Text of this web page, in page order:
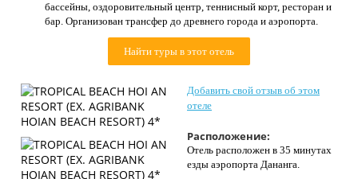
О нас
бассейны, оздоровительный центр, теннисный корт, ресторан и
бар. Организован трансфер до древнего города и аэропорта.
Найти туры в этот отель
Добавить свой отзыв об этом
отеле
Расположение:
Отель расположен в 35 минутах
езды аэропорта Дананга.